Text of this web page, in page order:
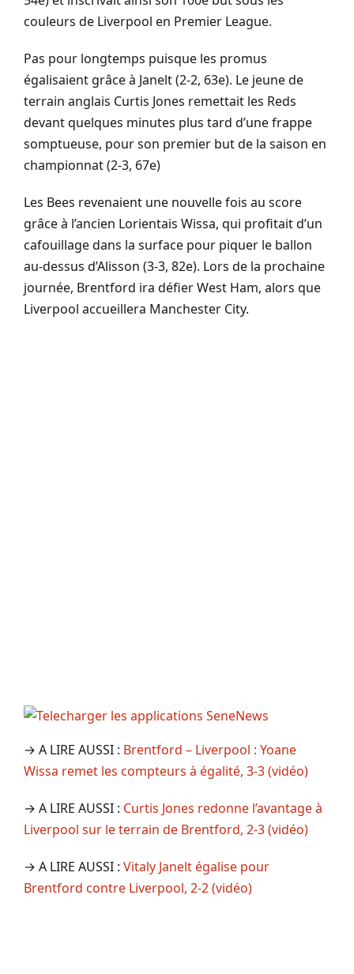
couleurs de Liverpool en Premier League.
Pas pour longtemps puisque les promus
égalisaient grâce à Janelt (2-2, 63e). Le jeune de
terrain anglais Curtis Jones remettait les Reds
devant quelques minutes plus tard d’une frappe
somptueuse, pour son premier but de la saison en
championnat (2-3, 67e)
Les Bees revenaient une nouvelle fois au score
grâce à l’ancien Lorientais Wissa, qui profitait d’un
cafouillage dans la surface pour piquer le ballon
au-dessus d’Alisson (3-3, 82e). Lors de la prochaine
journée, Brentford ira défier West Ham, alors que
Liverpool accueillera Manchester City.
→ A LIRE AUSSI : Brentford – Liverpool : Yoane
Wissa remet les compteurs à égalité, 3-3 (vidéo)
→ A LIRE AUSSI : Curtis Jones redonne l’avantage à
Liverpool sur le terrain de Brentford, 2-3 (vidéo)
→ A LIRE AUSSI : Vitaly Janelt égalise pour
Brentford contre Liverpool, 2-2 (vidéo)